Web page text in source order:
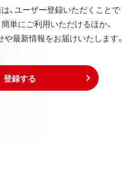
、ユーザー登録いただくことで
単にご利用いただけるほか、
最新情報をお届けいたします。
登録する